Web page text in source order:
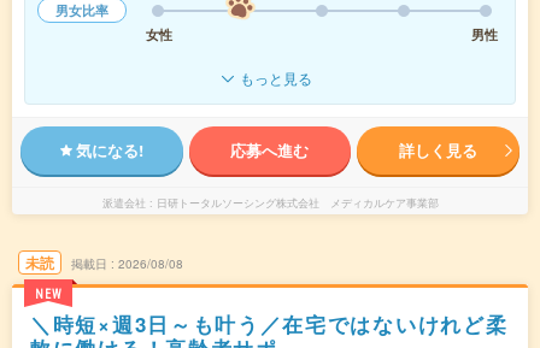
男女比率
女性
男性
もっと見る
気になる! 応募へ進む 詳しく見る
派遣会社 日研トータルソーシング株式会社 メディカルケア事業部
未読
NEW
掲載日 2026/08/08
＼時短×週3日～も叶う／在宅ではないけれど柔